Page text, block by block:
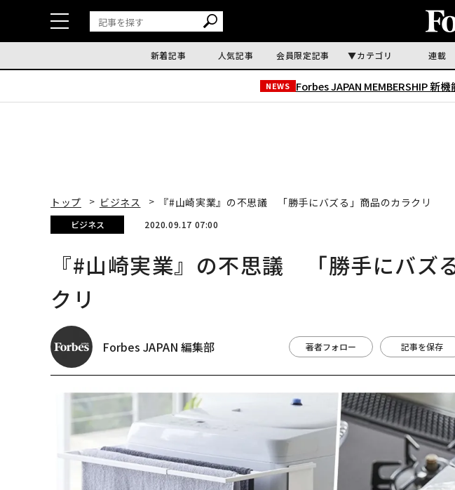
新着記事 人気記事 会員限定記事 カテゴリ 連載
NEWS Forbes JAPAN MEMBERSHIP 新機
トップ ビジネス 『#山崎実業』の不思議 「勝手にバズる」商品のカラクリ
ビジネス 2020.09.17 07:00
『#山崎実業』の不思議 「勝手にバズ
クリ
Forbes JAPAN 編集部 著者フォロー 記事を保存